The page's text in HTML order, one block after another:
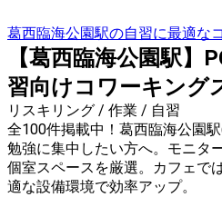
葛西臨海公園駅の自習に最適な
【葛西臨海公園駅】
習向けコワーキング
リスキリング / 作業 / 自習
全100件掲載中！葛西臨海公園
勉強に集中したい方へ。モニタ
個室スペースを厳選。カフェで
適な設備環境で効率アップ。